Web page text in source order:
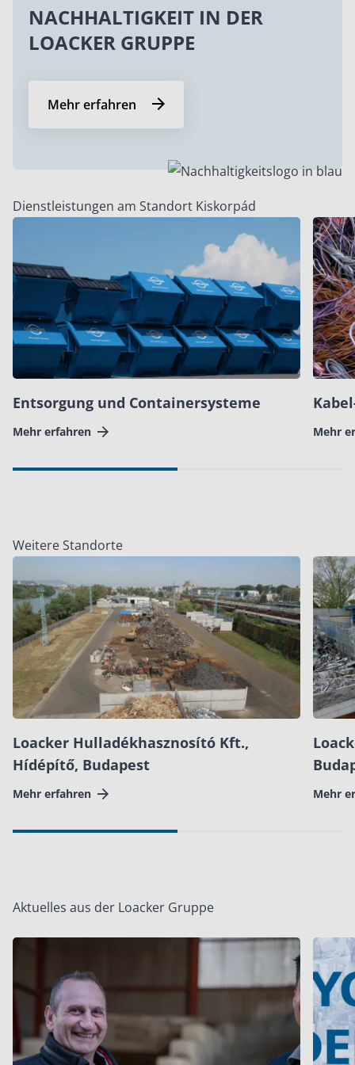
NACHHALTIGKEIT IN DER
LOACKER GRUPPE
Mehr erfahren
Dienstleistungen am Standort Kiskorpád
Entsorgung und Containersysteme
Mehr erfahren Mehr
Weitere Standorte
Loacker Hulladékhasznosító Kft.,
Hídépítő, Budapest
Mehr erfahren Mehr
Aktuelles aus der Loacker Gruppe